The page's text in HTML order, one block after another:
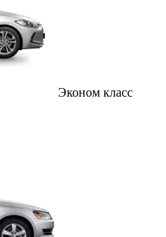
Эконом класс